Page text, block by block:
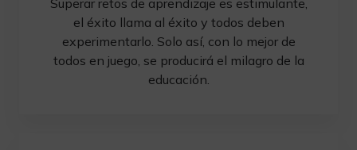
Superar retos de aprendizaje es estimulante,
el éxito llama al éxito y todos deben
experimentarlo. Solo así, con lo mejor de
todos en juego, se producirá el milagro de la
educación.